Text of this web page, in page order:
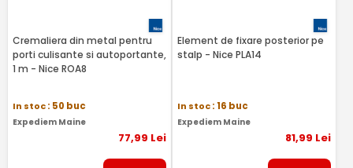
Cremaliera din metal pentru
porti culisante si autoportante,
1 m - Nice ROA8
In stoc: 50 buc
Expediem Maine
77,99 Lei
Element de fixare posterior pe
stalp - Nice PLA14
In stoc: 16 buc
Expediem Maine
81,99 Lei